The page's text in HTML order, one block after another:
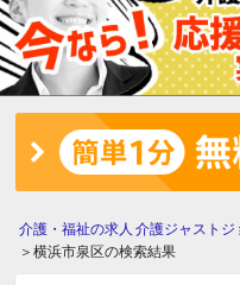
介護・福祉の求人 介護ジャスト
横浜市泉区の検索結果